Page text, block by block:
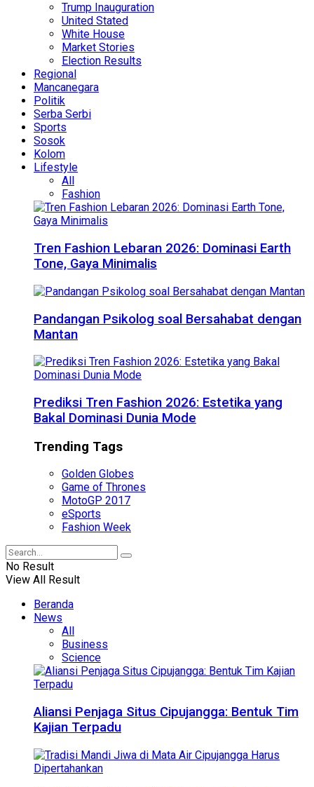
Trump Inauguration
United Stated
White House
Market Stories
Election Results
Regional
Mancanegara
Politik
Serba Serbi
Sports
Sosok
Kolom
Lifestyle
All
Fashion
Tren Fashion Lebaran 2026: Dominasi Earth
Tone, Gaya Minimalis
Pandangan Psikolog soal Bersahabat dengan
Mantan
Prediksi Tren Fashion 2026: Estetika yang
Bakal Dominasi Dunia Mode
Trending Tags
Golden Globes
Game of Thrones
MotoGP 2017
eSports
Fashion Week
No Result
View All Result
Beranda
News
All
Business
Science
Aliansi Penjaga Situs Cipujangga: Bentuk Tim
Kajian Terpadu